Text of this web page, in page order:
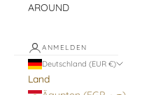
AROUND
ANMELDEN
Deutschland (EUR €)
Land